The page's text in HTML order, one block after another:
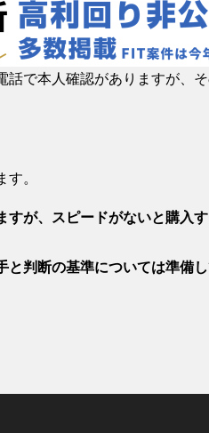
で本人確認がありますが、
。
が、スピードがないと購入
判断の基準については準備し